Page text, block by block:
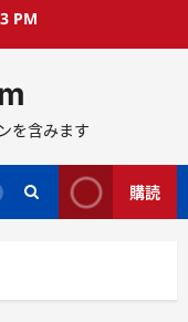
PM
を含みます
購読